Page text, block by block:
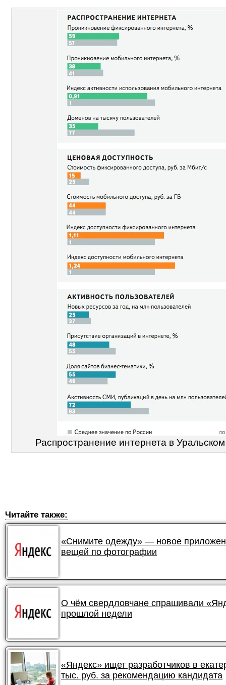
Распространение интернета в
Читайте также:
«Снимите одежду» — новое
вещей по фотографии
О чём свердловчане спрашивали
прошлой недели
«Яндекс» ищет разработчиков в
тыс. руб. за рекомендацию кандидата